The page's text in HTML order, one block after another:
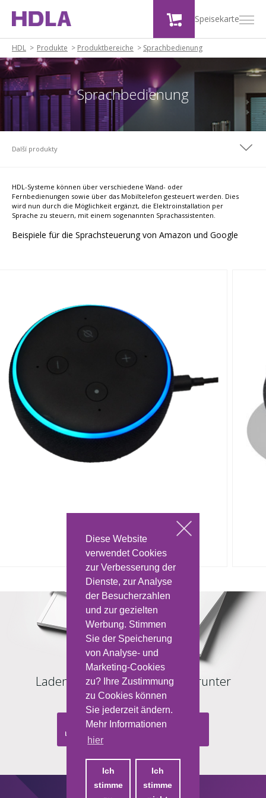
Diese Website
verwendet Cookies
zur Verbesserung der
Dienste, zur Analyse
der Besucherzahlen
und zur gezielten
Werbung. Stimmen
Sie der Speicherung
von Analyse- und
Marketing-Cookies
zu? Ihre Zustimmung
zu Cookies können
Sie jederzeit ändern.
Mehr Informationen
hier
Ich
stimme
Ich
stimme
Speisekarte
HDL Produkte > Produktbereiche > Sprachbedienung
Sprachbedienung
Další produkty
HDL-Systeme können über verschiedene Wand- oder
Fernbedienungen sowie über das Mobiltelefon gesteuert werden. Dies
wird nun durch die Möglichkeit ergänzt, die Elektroinstallation per
Sprache zu steuern, mit einem sogenannten Sprachassistenten.
Beispiele für die Sprachsteuerung von Amazon und Google
Amazon
Alexa
Laden Sie den HDL-Katalog herunter
Katalog herunterladen